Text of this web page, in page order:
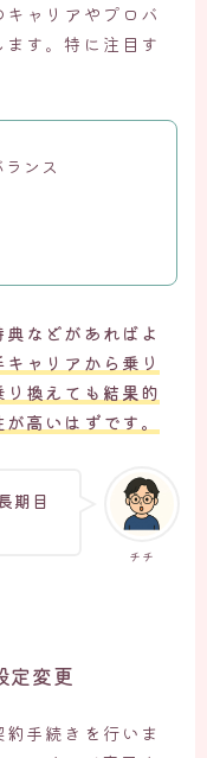
ャリアやプロバ
す。特に注目す
ンス
などがあればよ
キャリアから乗り
換えても結果的
高いはずです。
チチ
期目
定変更
手続きを行いま